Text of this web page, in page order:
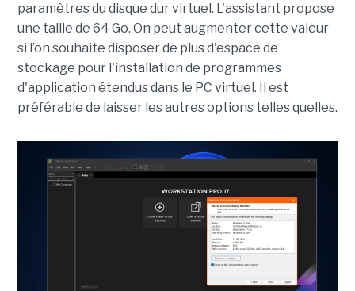
paramètres du disque dur virtuel. L'assistant propose
une taille de 64 Go. On peut augmenter cette valeur
si l’on souhaite disposer de plus d'espace de
stockage pour l'installation de programmes
d'application étendus dans le PC virtuel. Il est
préférable de laisser les autres options telles quelles.